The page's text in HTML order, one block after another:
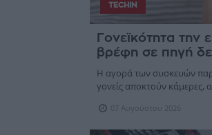
TECHIN
Γονεϊκότητα
βρέφη σε πηγή
Η αγορά των συσκευών
γονείς αποκτούν κάμερες,
07 Αυγούστου 2026